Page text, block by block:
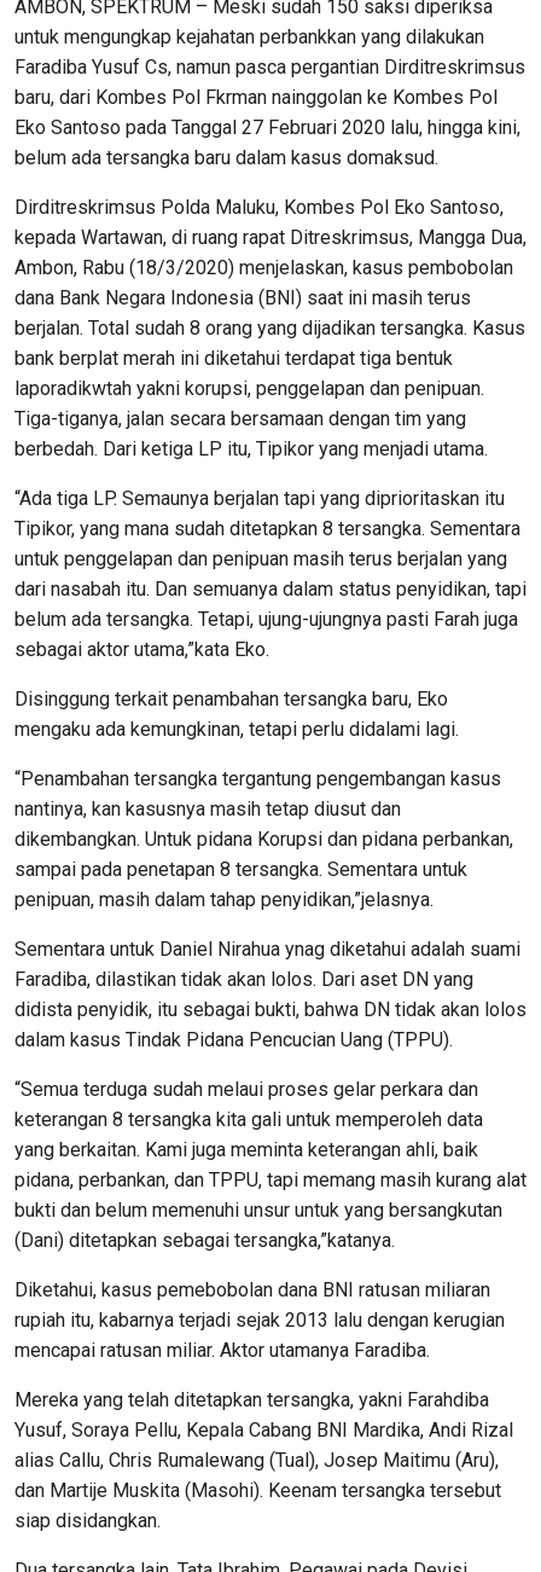
AMBON, SPEKTRUM – Meski sudah 150 saksi diperiksa
untuk mengungkap kejahatan perbankkan yang dilakukan
Faradiba Yusuf Cs, namun pasca pergantian Dirditreskrimsus
baru, dari Kombes Pol Fkrman nainggolan ke Kombes Pol
Eko Santoso pada Tanggal 27 Februari 2020 lalu, hingga kini,
belum ada tersangka baru dalam kasus domaksud.
Dirditreskrimsus Polda Maluku, Kombes Pol Eko Santoso,
kepada Wartawan, di ruang rapat Ditreskrimsus, Mangga Dua,
Ambon, Rabu (18/3/2020) menjelaskan, kasus pembobolan
dana Bank Negara Indonesia (BNI) saat ini masih terus
berjalan. Total sudah 8 orang yang dijadikan tersangka. Kasus
bank berplat merah ini diketahui terdapat tiga bentuk
laporadikwtah yakni korupsi, penggelapan dan penipuan.
Tiga-tiganya, jalan secara bersamaan dengan tim yang
berbedah. Dari ketiga LP itu, Tipikor yang menjadi utama.
“Ada tiga LP. Semaunya berjalan tapi yang diprioritaskan itu
Tipikor, yang mana sudah ditetapkan 8 tersangka. Sementara
untuk penggelapan dan penipuan masih terus berjalan yang
dari nasabah itu. Dan semuanya dalam status penyidikan, tapi
belum ada tersangka. Tetapi, ujung-ujungnya pasti Farah juga
sebagai aktor utama,”kata Eko.
Disinggung terkait penambahan tersangka baru, Eko
mengaku ada kemungkinan, tetapi perlu didalami lagi.
“Penambahan tersangka tergantung pengembangan kasus
nantinya, kan kasusnya masih tetap diusut dan
dikembangkan. Untuk pidana Korupsi dan pidana perbankan,
sampai pada penetapan 8 tersangka. Sementara untuk
penipuan, masih dalam tahap penyidikan,”jelasnya.
Sementara untuk Daniel Nirahua ynag diketahui adalah suami
Faradiba, dilastikan tidak akan lolos. Dari aset DN yang
didista penyidik, itu sebagai bukti, bahwa DN tidak akan lolos
dalam kasus Tindak Pidana Pencucian Uang (TPPU).
“Semua terduga sudah melaui proses gelar perkara dan
keterangan 8 tersangka kita gali untuk memperoleh data
yang berkaitan. Kami juga meminta keterangan ahli, baik
pidana, perbankan, dan TPPU, tapi memang masih kurang alat
bukti dan belum memenuhi unsur untuk yang bersangkutan
(Dani) ditetapkan sebagai tersangka,”katanya.
Diketahui, kasus pemebobolan dana BNI ratusan miliaran
rupiah itu, kabarnya terjadi sejak 2013 lalu dengan kerugian
mencapai ratusan miliar. Aktor utamanya Faradiba.
Mereka yang telah ditetapkan tersangka, yakni Farahdiba
Yusuf, Soraya Pellu, Kepala Cabang BNI Mardika, Andi Rizal
alias Callu, Chris Rumalewang (Tual), Josep Maitimu (Aru),
dan Martije Muskita (Masohi). Keenam tersangka tersebut
siap disidangkan.